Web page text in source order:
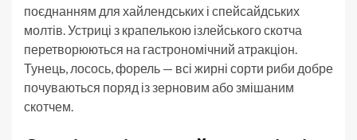
поєднанням для хайлендських і спейсайдських
молтів. Устриці з крапелькою ізлейського скотча
перетворюються на гастрономічний атракціон.
Тунець, лосось, форель — всі жирні сорти риби добре
почуваються поряд із зерновим або змішаним
скотчем.